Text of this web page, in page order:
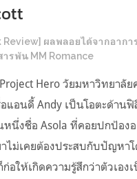
Review] ผลพลอยได้จากอาก
รพัน MM Romance
Project Hero วัยมหาวิทยาลั
อแอนดี้ Andy เป็นโอตะด้าน
หนึ่งชื่อ Asola ที่คอยปกป้องอ
าไม่เคยต้องประสบกับปัญหา
ก่อให้เกิดความรู้สึกว่าตัวเอง